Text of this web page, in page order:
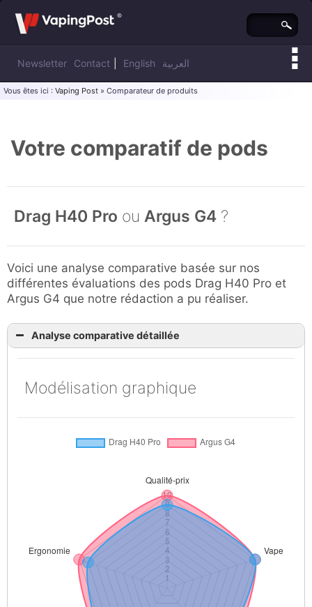
Newsletter Contact English العربية
Vous êtes ici : Vaping Post » Comparateur de produits
Votre comparatif de pods
Drag H40 Pro ou Argus G4 ?
Voici une analyse comparative basée sur nos
différentes évaluations des pods Drag H40 Pro et
Argus G4 que notre rédaction a pu réaliser.
Analyse comparative détaillée
Modélisation graphique